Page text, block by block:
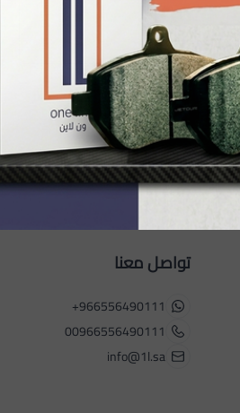
تواصل معنا
+966556490111
00966556490111
info@1l.sa